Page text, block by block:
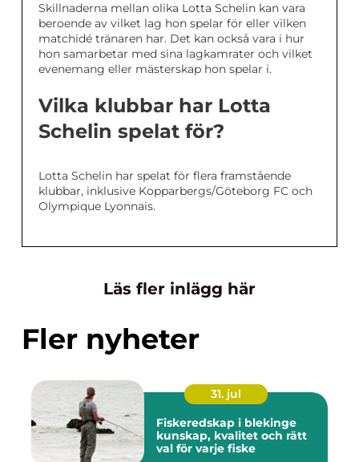
Skillnaderna mellan olika Lotta Schelin kan vara
beroende av vilket lag hon spelar för eller vilken
matchidé tränaren har. Det kan också vara i hur
hon samarbetar med sina lagkamrater och vilket
evenemang eller mästerskap hon spelar i.
Vilka klubbar har Lotta
Schelin spelat för?
Lotta Schelin har spelat för flera framstående
klubbar, inklusive Kopparbergs/Göteborg FC och
Olympique Lyonnais.
Läs fler inlägg här
Fler nyheter
31. jul
Fiskeredskap i blekinge
kunskap, kvalitet och rätt
val för varje fiske